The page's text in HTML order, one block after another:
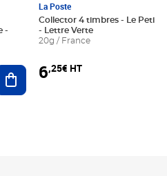
Ajouter au panier
La Poste
Collector 4 timbres - Le Petit
- Lettre Verte
20g / France
6,25€ HT